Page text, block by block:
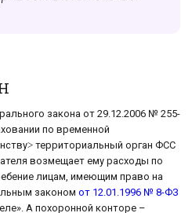
закона от 29.12.2006 № 255-
по временной
территориальный орган ФСС
возмещает ему расходы по
лицам, имеющим право на
законом от 12.01.1996 № 8-ФЗ
А похоронной конторе –